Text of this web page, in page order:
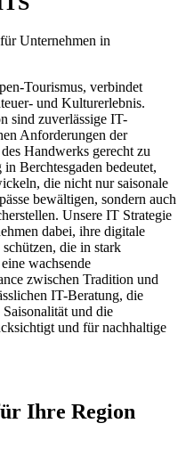
Unternehmen in
Tourismus, verbindet
und Kulturerlebnis.
sind zuverlässige IT-
Anforderungen der
Handwerks gerecht zu
Berchtesgaden bedeutet,
die nicht nur saisonale
bewältigen, sondern auch
Unsere IT Strategie
dabei, ihre digitale
die in stark
wachsende
zwischen Tradition und
IT-Beratung, die
und die
und für nachhaltige
Ihre Region